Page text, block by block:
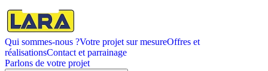
Qui sommes-nous ?Votre projet sur mesureOffres et
réalisationsContact et parrainage
Parlons de votre projet